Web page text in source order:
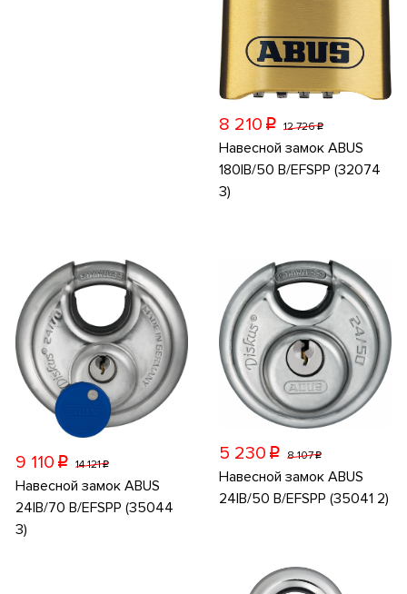
8 210 p 12 726p
Навесной замок ABUS
180IB/50 B/EFSPP (32074
3)
9 110 p 14 121p
Навесной замок ABUS
24IB/70 B/EFSPP (35044
3)
5 230 p 8 107p
Навесной замок ABUS
24IB/50 B/EFSPP (35041 2)